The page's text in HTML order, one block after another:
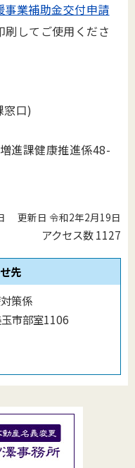
業補助金交付申請
刷してご使用くださ
窓口)
進課健康推進係48-
更新日 令和2年2月19日
アクセス数1127
先
策係
市部室1106